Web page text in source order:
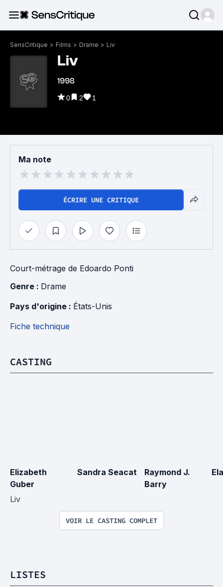
SensCritique > Films > Drame > Liv
Liv
1998
0 2 1
Ma note
ÉCRIRE UNE CRITIQUE
Court-métrage de Edoardo Ponti
Genre : Drame
Pays d'origine : États-Unis
Fiche technique
CASTING
Elizabeth
Guber
Liv
Sandra Seacat
Raymond J.
Barry
VOIR LE CASTING COMPLET
LISTES